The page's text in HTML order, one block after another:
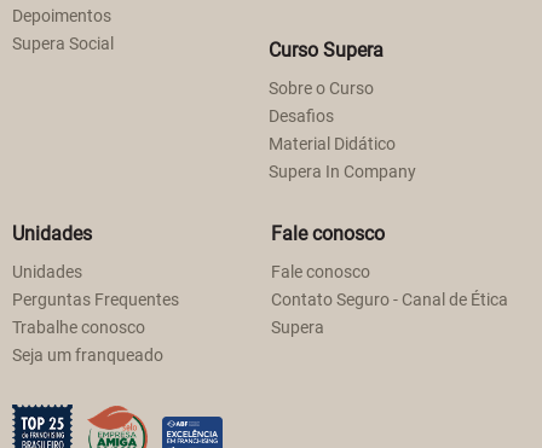
Depoimentos
Supera Social
Curso Supera
Sobre o Curso
Desafios
Material Didático
Supera In Company
Unidades
Unidades
Perguntas Frequentes
Trabalhe conosco
Seja um franqueado
Fale conosco
Fale conosco
Contato Seguro - Canal de Ética
Supera